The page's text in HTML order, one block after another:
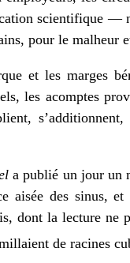
scientifique —
pour le malheur
et les marges
les acomptes
a publié un jour un
aisée des sinus,
dont la lecture ne
de racines